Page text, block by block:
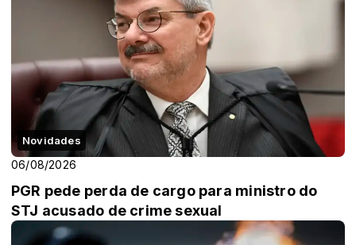
Novidades
06/08/2026
PGR pede perda de cargo para ministro do
STJ acusado de crime sexual